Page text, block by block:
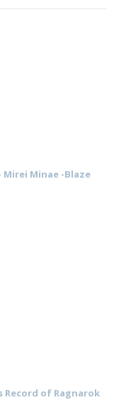
Mirei Minae -Blaze
Record of Ragnarok